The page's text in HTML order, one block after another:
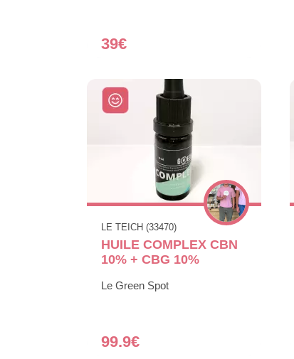
39€
LE TEICH (33470)
HUILE COMPLEX CBN
10% + CBG 10%
Le Green Spot
99.9€